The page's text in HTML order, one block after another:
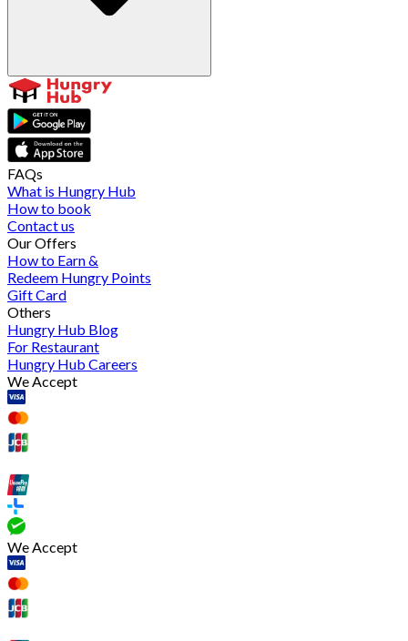
FAQs
What is Hungry Hub
How to book
Contact us
Our Offers
How to Earn &
Redeem Hungry Points
Gift Card
Others
Hungry Hub Blog
For Restaurant
Hungry Hub Careers
We Accept
We Accept